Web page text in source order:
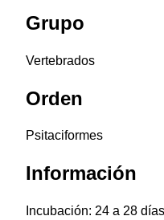
Grupo
Vertebrados
Orden
Psitaciformes
Información
Incubación: 24 a 28